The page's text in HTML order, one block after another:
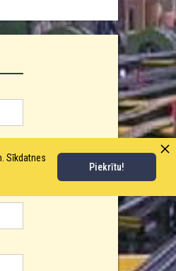
Sīkdatnes
Piekrītu!